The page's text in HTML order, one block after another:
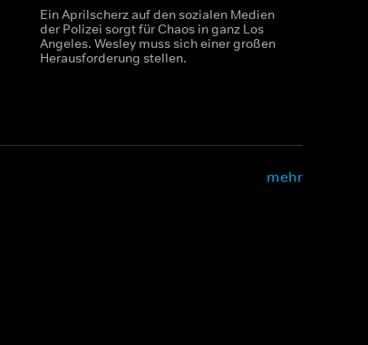
Ein Aprilscherz auf den sozialen Medien
der Polizei sorgt für Chaos in ganz Los
Angeles. Wesley muss sich einer großen
Herausforderung stellen.
mehr